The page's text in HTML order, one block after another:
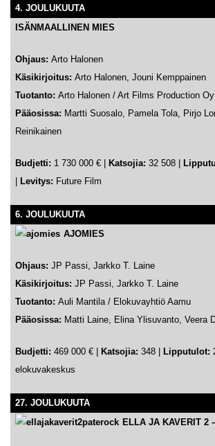
4. JOULUKUUTA
ISÄNMAALLINEN MIES
Ohjaus: Arto Halonen
Käsikirjoitus: Arto Halonen, Jouni Kemppainen
Tuotanto: Arto Halonen / Art Films Production Oy
Pääosissa: Martti Suosalo, Pamela Tola, Pirjo
Reinikainen
Budjetti: 1 730 000 € Katsojia: 32 508 |
Levitys: Future Film
6. JOULUKUUTA
AJOMIES
Ohjaus: JP Passi, Jarkko T. Laine
Käsikirjoitus: JP Passi, Jarkko T. Laine
Tuotanto: Auli Mantila / Elokuvayhtiö Aamu
Pääosissa: Matti Laine, Elina Ylisuvanto, Veera
Budjetti: 469 000 € Katsojia: 348 | Lipputulot:
elokuvakeskus
27. JOULUKUUTA
ELLA JA KAVERIT 2